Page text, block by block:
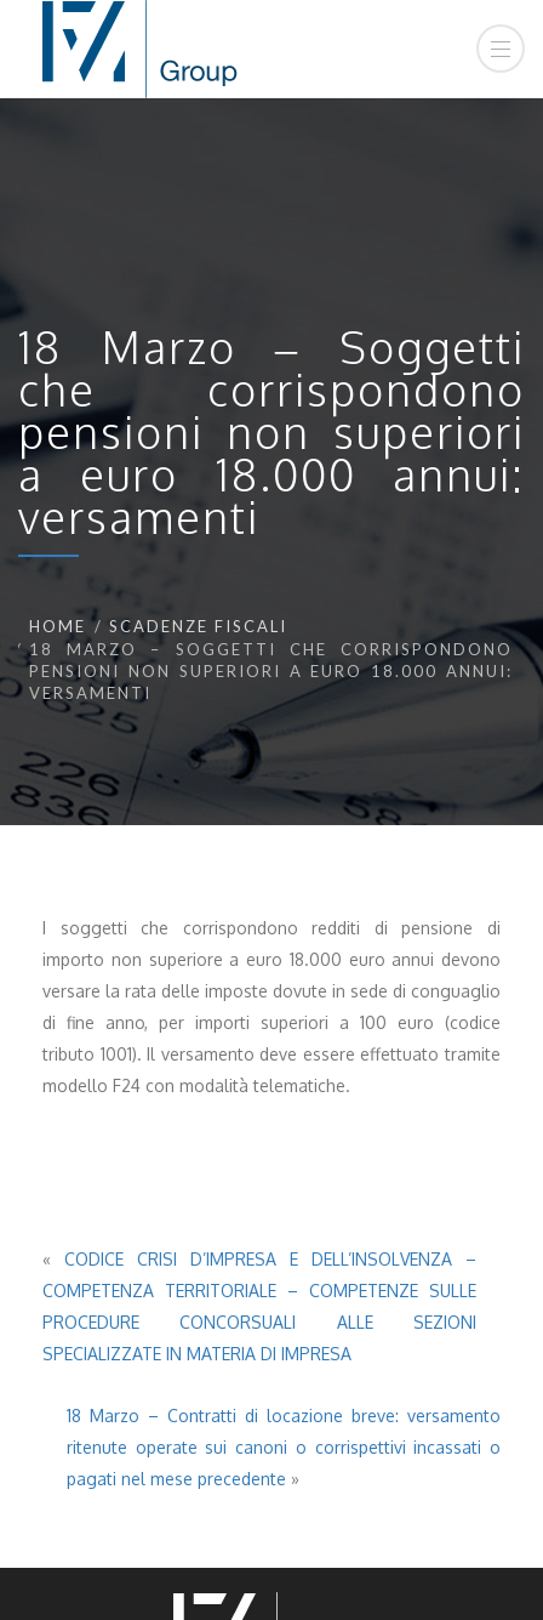
18 Marzo – Soggetti
che corrispondono
pensioni non superiori
a euro 18.000 annui:
versamenti
HOME
SCADENZE FISCALI
18 MARZO – SOGGETTI CHE CORRISPONDONO
PENSIONI NON SUPERIORI A EURO 18.000 ANNUI:
VERSAMENTI
I soggetti che corrispondono redditi di pensione di
importo non superiore a euro 18.000 euro annui devono
versare la rata delle imposte dovute in sede di conguaglio
di fine anno, per importi superiori a 100 euro (codice
tributo 1001). Il versamento deve essere effettuato tramite
modello F24 con modalità telematiche.
« CODICE CRISI D’IMPRESA E DELL’INSOLVENZA –
COMPETENZA TERRITORIALE – COMPETENZE SULLE
PROCEDURE CONCORSUALI ALLE SEZIONI
SPECIALIZZATE IN MATERIA DI IMPRESA
18 Marzo – Contratti di locazione breve: versamento
ritenute operate sui canoni o corrispettivi incassati o
pagati nel mese precedente »